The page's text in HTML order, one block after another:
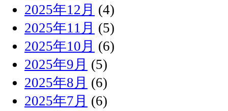
2025年12月 (4)
2025年11月 (5)
2025年10月 (6)
2025年9月 (5)
2025年8月 (6)
2025年7月 (6)